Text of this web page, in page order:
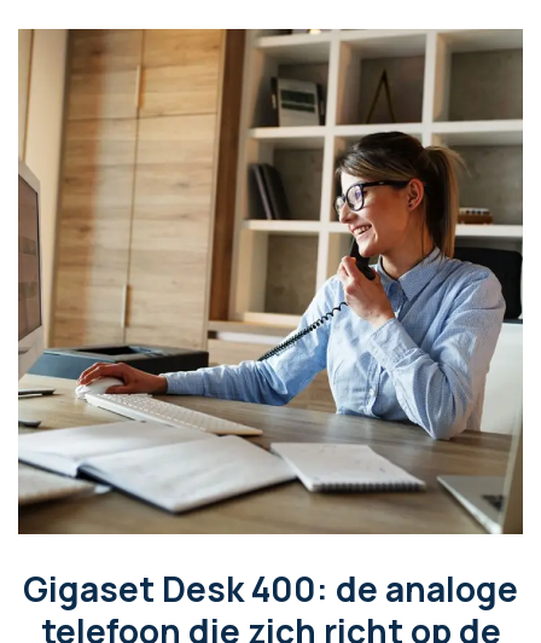
Gigaset Desk 400: de analoge
telefoon die zich richt op de